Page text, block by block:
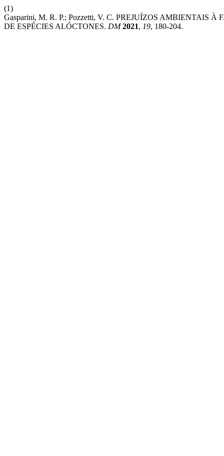
(1)
Gasparini, M. R. P.; Pozzetti, V. C. PREJUÍZOS AMBIENTAIS
DE ESPÉCIES ALÓCTONES. DM 2021, 19, 180-204.